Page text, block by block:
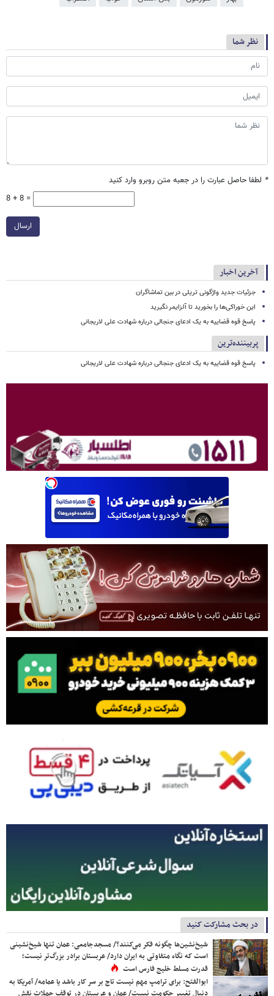
نظر شما
* لطفا حاصل عبارت را در جعبه متن روبرو وارد کنید
8 + 8 =
ارسال
آخرین اخبار
جزئیات جدید واژگونی تریلی در بین تماشاگران
این خوراکی‌ها را بخورید تا آلزایمر نگیرید
پاسخ قوه قضاییه به یک ادعای جنجالی درباره شهادت علی لاریجانی
پربیننده‌ترین
پاسخ قوه قضاییه به یک ادعای جنجالی درباره شهادت علی لاریجانی
در بحث مشارکت کنید
شیخ‌نشین‌ها چگونه فکر می‌کنند؟/ مسجدجامعی: عمان تنها شیخ‌نشینی
است که نگاه متفاوتی به ایران دارد/ عربستان برادر بزرگ‌تر نیست؛
قدرت مسلط خلیج فارس است
ابوالفتح: برای ترامپ مهم نیست تاج بر سر کار باشد یا عمامه/ آمریکا به